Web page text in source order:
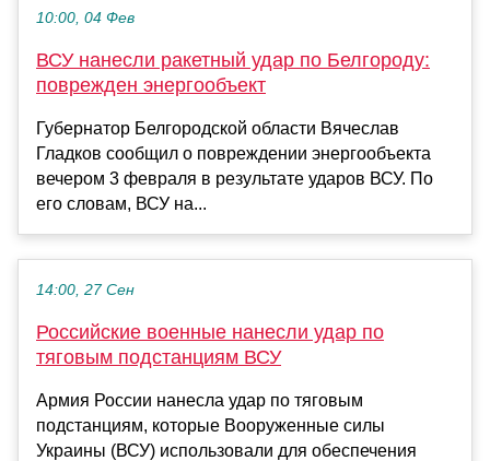
10:00, 04 Фев
ВСУ нанесли ракетный удар по Белгороду:
поврежден энергообъект
Губернатор Белгородской области Вячеслав
Гладков сообщил о повреждении энергообъекта
вечером 3 февраля в результате ударов ВСУ. По
его словам, ВСУ на...
14:00, 27 Сен
Российские военные нанесли удар по
тяговым подстанциям ВСУ
Армия России нанесла удар по тяговым
подстанциям, которые Вооруженные силы
Украины (ВСУ) использовали для обеспечения